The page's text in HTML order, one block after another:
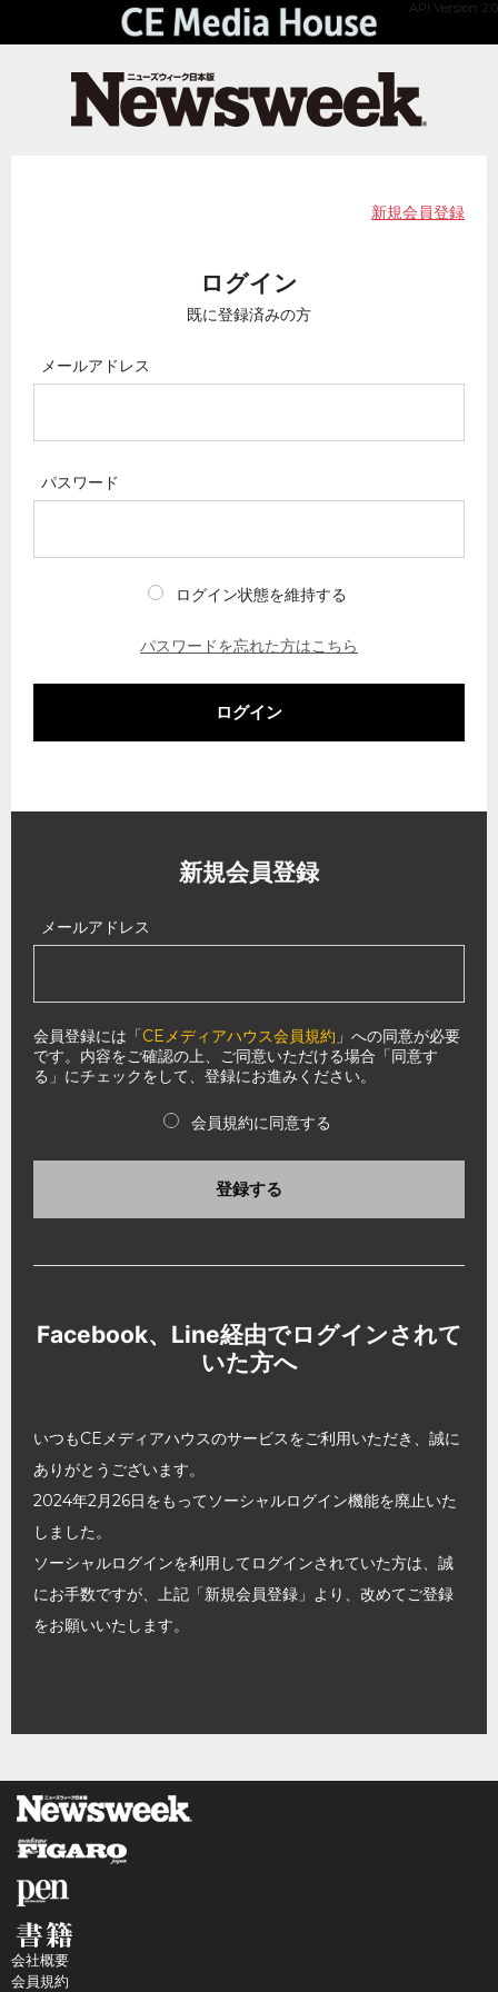
API Version 2.0
新規会員登録
ログイン
既に登録済みの方
メールアドレス
パスワード
ログイン状態を維持する
パスワードを忘れた方はこちら
ログイン
新規会員登録
メールアドレス
会員登録には「CEメディアハウス会員規約 」への同意が必要
です。内容をご確認の上、ご同意いただける場合「同意す
る」にチェックをして、登録にお進みください。
会員規約に同意する
登録する
Facebook、Line経由でログインされて
いた方へ
いつもCEメディアハウスのサービスをご利用いただき、誠に
ありがとうございます。
2024年2月26日をもってソーシャルログイン機能を廃止いた
しました。
ソーシャルログインを利用してログインされていた方は、誠
にお手数ですが、上記「新規会員登録」より、改めてご登録
をお願いいたします。
会社概要
会員規約